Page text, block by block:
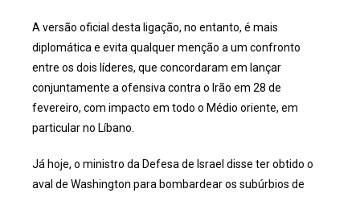
A versão oficial desta ligação, no entanto, é mais
diplomática e evita qualquer menção a um confronto
entre os dois líderes, que concordaram em lançar
conjuntamente a ofensiva contra o Irão em 28 de
fevereiro, com impacto em todo o Médio oriente, em
particular no Líbano.
Já hoje, o ministro da Defesa de Israel disse ter obtido o
aval de Washington para bombardear os subúrbios de